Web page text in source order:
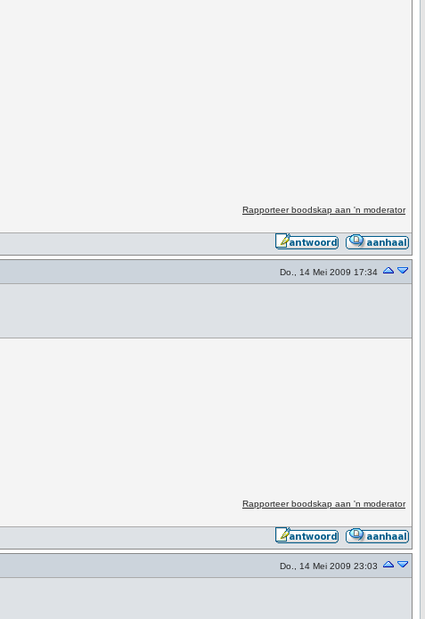
Rapporteer boodskap aan 'n moderator
Do., 14 Mei 2009 17:34
Rapporteer boodskap aan 'n moderator
Do., 14 Mei 2009 23:03